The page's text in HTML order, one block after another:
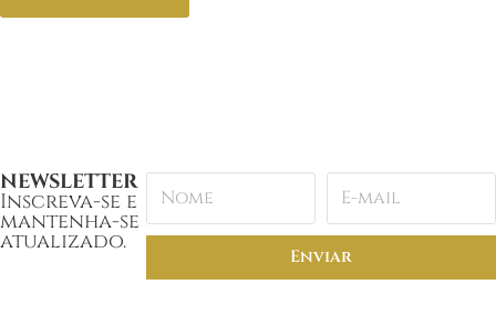
NEWSLETTER
Inscreva-se e
mantenha-se
atualizado.
Enviar